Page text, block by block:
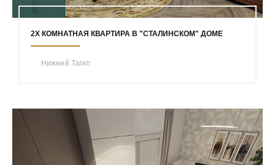
2Х КОМНАТНАЯ КВАРТИРА В "СТАЛИНСКОМ" ДОМЕ
Нижний Тагил